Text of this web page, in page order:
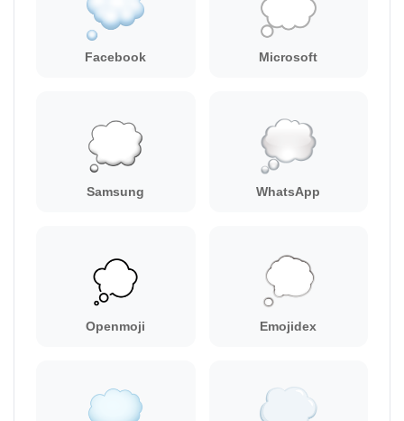
Facebook Microsoft
Samsung WhatsApp
Openmoji Emojidex